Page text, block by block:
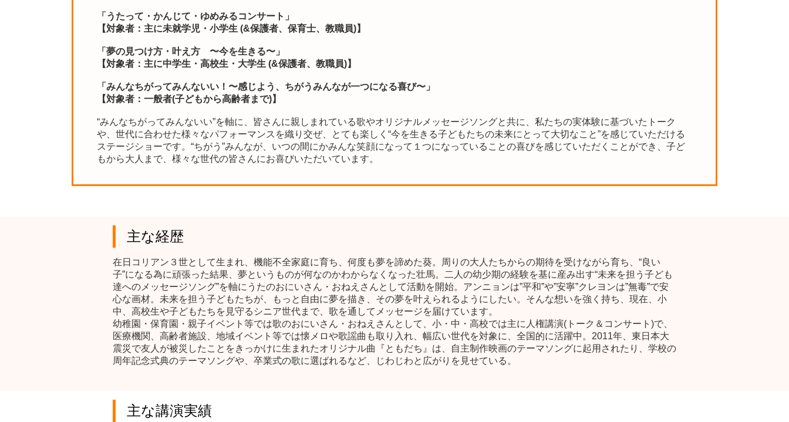
「うたって・かんじて・ゆめみるコンサート」
【対象者：主に未就学児・小学生 (&保護者、保育士、教職員)】
「夢の見つけ方・叶え方 〜今を生きる〜」
【対象者：主に中学生・高校生・大学生 (&保護者、教職員)】
「みんなちがってみんないい！ 〜感じよう、ちがうみんなが一つになる喜び〜」
【対象者：一般者(子どもから高齢者まで)】
“みんなちがってみんないい”を軸に、皆さんに親しまれている歌やオリジナルメッセージソングと共に、私たちの実体験に基づいたトーク
や、世代に合わせた様々なパフォーマンスを織り交ぜ、とても楽しく“今を生きる子どもたちの未来にとって大切なこと”を感じていただける
ステージショーです。“ちがう”みんなが、いつの間にかみんな笑顔になって１つになっていることの喜びを感じていただくことができ、子ど
もから大人まで、様々な世代の皆さんにお喜びいただいています。
主な経歴
在日コリアン３世として生まれ、機能不全家庭に育ち、何度も夢を諦めた葵。周りの大人たちからの期待を受けながら育ち、“良い
子”になる為に頑張った結果、夢というものが何なのかわからなくなった壮馬。二人の幼少期の経験を基に産み出す“未来を担う子ども
達へのメッセージソング”を軸にうたのおにいさん・おねえさんとして活動を開始。アンニョンは”平和”や”安寧”クレヨンは”無毒”で安
心な画材。未来を担う子どもたちが、もっと自由に夢を描き、その夢を叶えられるようにしたい。そんな想いを強く持ち、現在、小
中、高校生や子どもたちを見守るシニア世代まで、歌を通してメッセージを届けています。
幼稚園・保育園・親子イベント等では歌のおにいさん・おねえさんとして、小・中・高校では主に人権講演(トーク＆コンサート)で、
医療機関、高齢者施設、地域イベント等では懐メロや歌謡曲も取り入れ、幅広い世代を対象に、全国的に活躍中。2011年、東日本大
震災で友人が被災したことをきっかけに生まれたオリジナル曲『ともだち』は、自主制作映画のテーマソングに起用されたり、学校の
周年記念式典のテーマソングや、卒業式の歌に選ばれるなど、じわじわと広がりを見せている。
主な講演実績